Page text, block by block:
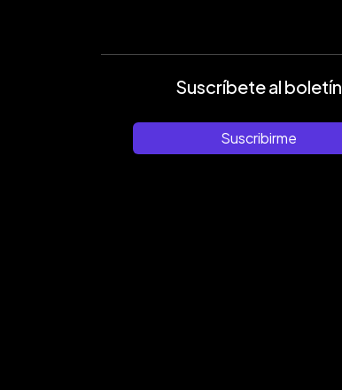
Suscríbete al boletín
Suscribirme